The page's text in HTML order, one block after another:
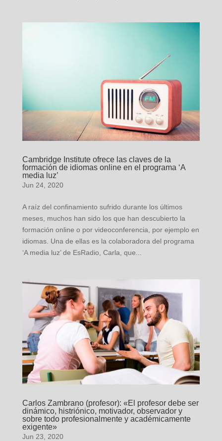
Cambridge Institute ofrece las claves de la
formación de idiomas online en el programa ‘A
media luz’
Jun 24, 2020
A raíz del confinamiento sufrido durante los últimos
meses, muchos han sido los que han descubierto la
formación online o por videoconferencia, por ejemplo en
idiomas. Una de ellas es la colaboradora del programa
‘A media luz’ de EsRadio, Carla, que...
Carlos Zambrano (profesor): «El profesor debe ser
dinámico, histriónico, motivador, observador y
sobre todo profesionalmente y académicamente
exigente»
Jun 23, 2020